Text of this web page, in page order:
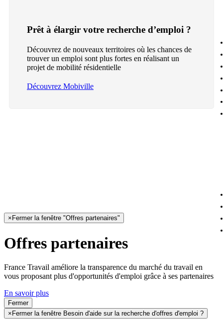
Prêt à élargir votre recherche d’emploi ?
Découvrez de nouveaux territoires où les chances de
trouver un emploi sont plus fortes en réalisant un
projet de mobilité résidentielle
Découvrez Mobiville
× Fermer la fenêtre "Offres partenaires"
Offres partenaires
France Travail améliore la transparence du marché du travail en
vous proposant plus d'opportunités d'emploi grâce à ses partenaires
En savoir plus
Fermer
× Fermer la fenêtre Besoin d'aide sur la recherche d'offres d'emploi ?